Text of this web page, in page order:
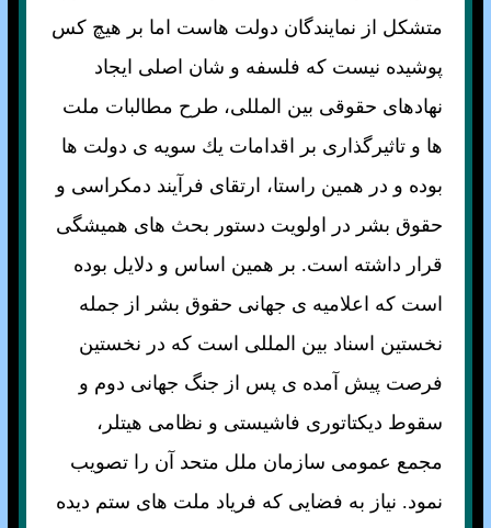
متشكل از نمايندگان دولت هاست اما بر هيچ كس
پوشيده نيست كه فلسفه و شان اصلی ايجاد
نهادهای حقوقی بين المللی، طرح مطالبات ملت
ها و تاثيرگذاری بر اقدامات يك سويه ی دولت ها
بوده و در همين راستا، ارتقای فرآيند دمكراسی و
حقوق بشر در اولويت دستور بحث های هميشگی
قرار داشته است. بر همين اساس و دلايل بوده
است كه اعلاميه ی جهانی حقوق بشر از جمله
نخستين اسناد بين المللی است كه در نخستين
فرصت پيش آمده ی پس از جنگ جهانی دوم و
سقوط ديكتاتوری فاشيستی و نظامی هيتلر،
مجمع عمومی سازمان ملل متحد آن را تصويب
نمود. نياز به فضايی كه فرياد ملت های ستم ديده